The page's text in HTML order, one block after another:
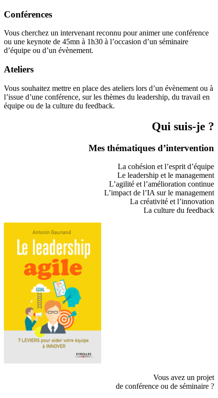
Conférences
Vous cherchez un intervenant reconnu pour animer une conférence
ou une keynote de 45mn à 1h30 à l’occasion d’un séminaire
d’équipe ou d’un évènement.
Ateliers
Vous souhaitez mettre en place des ateliers lors d’un évènement ou à
l’issue d’une conférence, sur les thèmes du leadership, du travail en
équipe ou de la culture du feedback.
Qui suis-je ?
Mes thématiques d’intervention
La cohésion et l’esprit d’équipe
Le leadership et le management
L’agilité et l’amélioration continue
L’impact de l’IA sur le management
La créativité et l’innovation
La culture du feedback
Vous avez un projet
de conférence ou de séminaire ?